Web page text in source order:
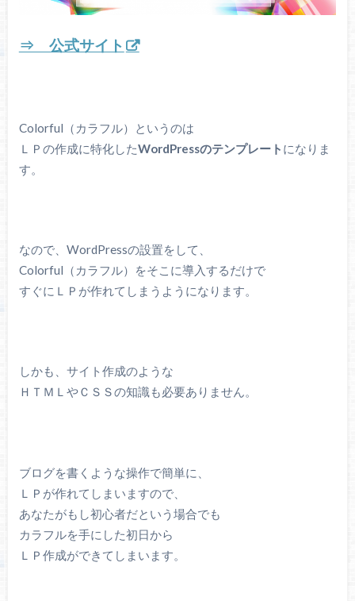
⇒ 公式サイト
Colorful（カラフル）というのは
ＬＰの作成に特化したWordPressのテンプレート になりま
す。
なので、WordPressの設置をして、
Colorful（カラフル）をそこに導入するだけで
すぐにＬＰが作れてしまうようになります。
しかも、サイト作成のような
ＨＴＭＬやＣＳＳの知識も必要ありません。
ブログを書くような操作で簡単に、
ＬＰが作れてしまいますので、
あなたがもし初心者だという場合でも
カラフルを手にした初日から
ＬＰ作成ができてしまいます。